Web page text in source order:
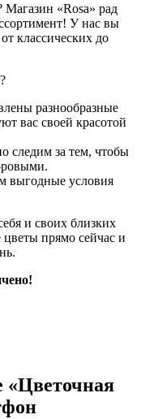
«Rosa» рад
У нас вы
классических до
разнообразные
вас своей красотой
следим за тем, чтобы
выгодные условия
и своих близких
прямо сейчас и
«Цветочная